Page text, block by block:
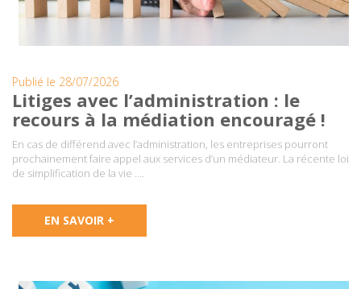
Publié le 28/07/2026
Litiges avec l’administration : le
recours à la médiation encouragé !
En cas de différend avec l’administration, les entreprises pourront
prochainement faire appel aux services d’un médiateur. La récente loi
de simplification de la vie ….
EN SAVOIR +